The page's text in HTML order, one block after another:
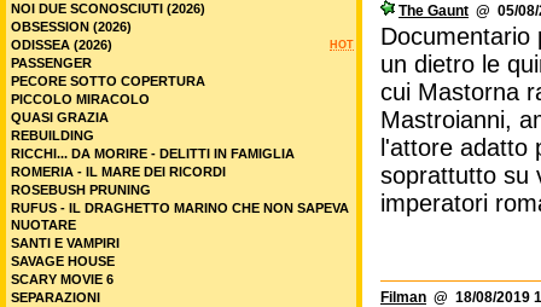
The Gaunt @ 05/
Documentario
un dietro le
cui Mastorna
Mastroianni,
l'attore adatto
soprattutto su
imperatori
Filman @ 18/08/2019
NOI DUE SCONOSCIUTI (2026)
OBSESSION (2026)
HOT
ODISSEA (2026)
PASSENGER
PECORE SOTTO COPERTURA
PICCOLO MIRACOLO
QUASI GRAZIA
REBUILDING
RICCHI... DA MORIRE - DELITTI IN FAMIGLIA
ROMERIA - IL MARE DEI RICORDI
ROSEBUSH PRUNING
RUFUS - IL DRAGHETTO MARINO CHE NON SAPEVA
NUOTARE
SANTI E VAMPIRI
SAVAGE HOUSE
SCARY MOVIE 6
SEPARAZIONI